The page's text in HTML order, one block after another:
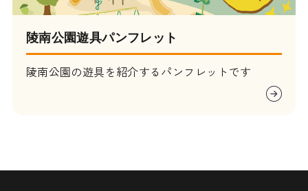
陵南公園遊具パンフレット
陵南公園の遊具を紹介するパンフレットです